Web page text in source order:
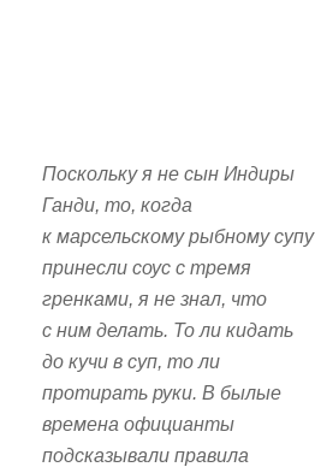
Поскольку я не сын Индиры
Ганди, то, когда
к марсельскому рыбному супу
принесли соус с тремя
гренками, я не знал, что
с ним делать. То ли кидать
до кучи в суп, то ли
протирать руки. В былые
времена официанты
подсказывали правила